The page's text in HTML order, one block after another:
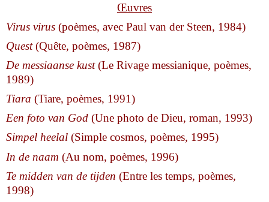
Œuvres
Virus virus (poèmes, avec Paul van der Steen, 1984)
Quest(Quête, poèmes, 1987)
De messiaanse kust(Le Rivage messianique, poèmes,
1989)
Tiara (Tiare, poèmes, 1991)
Een foto van God (Une photo de Dieu, roman, 1993)
Simpel heelal (Simple cosmos, poèmes, 1995)
In de naam (Au nom, poèmes, 1996)
Te midden van de tijden (Entre les temps, poèmes,
1998)